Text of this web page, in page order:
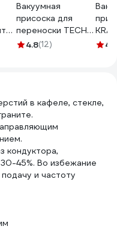
Вакуумная
присоска для
переноски TECH-
NICK 2-чашечная,
4.8(12)
200
4.3
в кафеле, стекле,
кондуктора,
45%. Во избежание
и частоту